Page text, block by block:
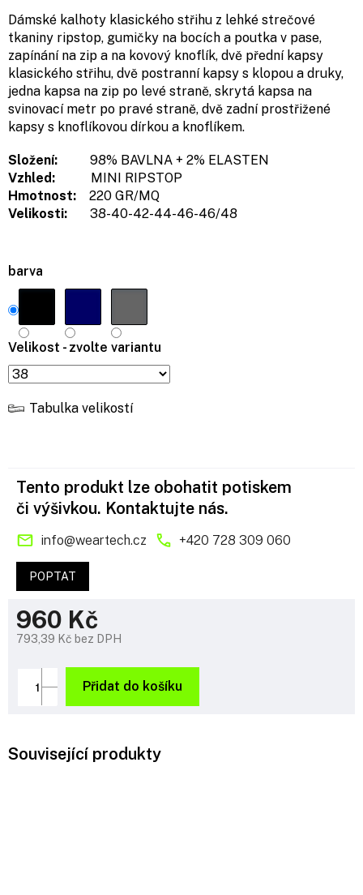
barva
Velikost - zvolte variantu
Tabulka velikostí
Dámské kalhoty klasického střihu z lehké strečové
tkaniny ripstop, gumičky na bocích a poutka v pase,
zapínání na zip a na kovový knoflík, dvě přední kapsy
klasického střihu, dvě postranní kapsy s klopou a druky,
jedna kapsa na zip po levé straně, skrytá kapsa na
svinovací metr po pravé straně, dvě zadní prostřižené
kapsy s knoflíkovou dírkou a knoflíkem.
Složení:
98% BAVLNA + 2% ELASTEN
Vzhled:
MINI RIPSTOP
Hmotnost:
220 GR/MQ
Velikosti:
38-40-42-44-46-46/48
960 Kč
793,39 Kč bez DPH
cena:
Přidat do košíku
Tento produkt lze obohatit potiskem
či výšivkou. Kontaktujte nás.
info@weartech.cz +420 728 309 060
POPTAT
Související produkty